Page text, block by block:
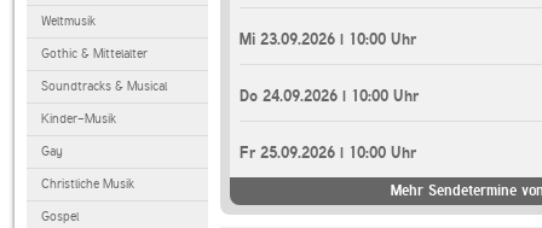
Weltmusik
Gothic & Mittelalter
Soundtracks & Musical
Kinder-Musik
Gay
Christliche Musik
Gospel
Mi 23.09.2026 | 10:00 Uhr
Do 24.09.2026 | 10:00 Uhr
Fr 25.09.2026 | 10:00 Uhr
Mehr Sendetermine